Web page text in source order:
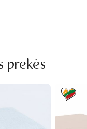
prekės